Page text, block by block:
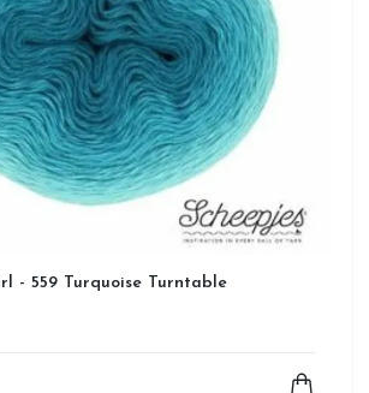
- 559 Turquoise Turntable